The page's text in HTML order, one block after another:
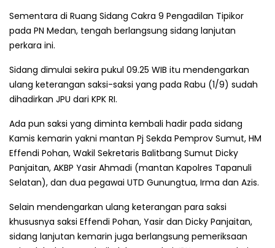
Sementara di Ruang Sidang Cakra 9 Pengadilan Tipikor
pada PN Medan, tengah berlangsung sidang lanjutan
perkara ini.
Sidang dimulai sekira pukul 09.25 WIB itu mendengarkan
ulang keterangan saksi-saksi yang pada Rabu (1/9) sudah
dihadirkan JPU dari KPK RI.
Ada pun saksi yang diminta kembali hadir pada sidang
Kamis kemarin yakni mantan Pj Sekda Pemprov Sumut, HM
Effendi Pohan, Wakil Sekretaris Balitbang Sumut Dicky
Panjaitan, AKBP Yasir Ahmadi (mantan Kapolres Tapanuli
Selatan), dan dua pegawai UTD Gunungtua, Irma dan Azis.
Selain mendengarkan ulang keterangan para saksi
khususnya saksi Effendi Pohan, Yasir dan Dicky Panjaitan,
sidang lanjutan kemarin juga berlangsung pemeriksaan